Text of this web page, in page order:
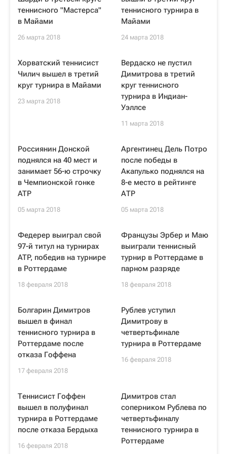
теннисного "Мастерса"
в Майами
26 марта 2018
теннисного турнира в
Майами
24 марта 2018
Хорватский теннисист
Чилич вышел в третий
круг турнира в Майами
23 марта 2018
Вердаско не пустил
Димитрова в третий
круг теннисного
турнира в Индиан-
Уэллсе
11 марта 2018
Россиянин Донской
поднялся на 40 мест и
занимает 56-ю строчку
в Чемпионской гонке
ATP
05 марта 2018
Аргентинец Дель Потро
после победы в
Акапулько поднялся на
8-е место в рейтинге
АТР
05 марта 2018
Федерер выиграл свой
97-й титул на турнирах
ATP, победив на турнире
в Роттердаме
18 февраля 2018
Французы Эрбер и Маю
выиграли теннисный
турнир в Роттердаме в
парном разряде
18 февраля 2018
Болгарин Димитров
вышел в финал
теннисного турнира в
Роттердаме после
отказа Гоффена
17 февраля 2018
Рублев уступил
Димитрову в
четвертьфинале
турнира в Роттердаме
16 февраля 2018
Теннисист Гоффен
вышел в полуфинал
турнира в Роттердаме
после отказа Бердыха
16 февраля 2018
Димитров стал
соперником Рублева по
четвертьфиналу
теннисного турнира в
Роттердаме